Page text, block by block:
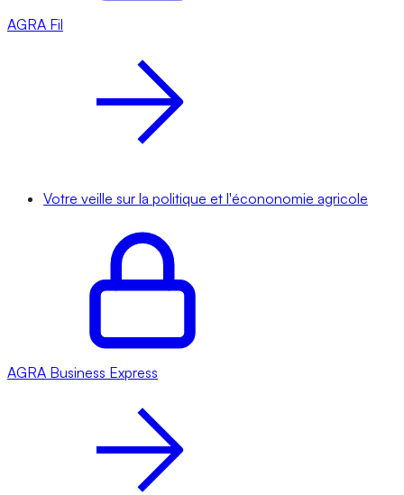
AGRA Fil
Votre veille sur la politique et l'écononomie agricole
AGRA Business Express